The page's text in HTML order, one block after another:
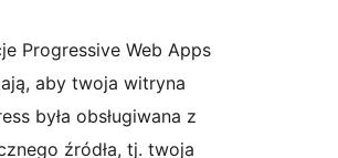
Progressive Web Apps
aby twoja witryna
była obsługiwana z
źródła, tj. twoja